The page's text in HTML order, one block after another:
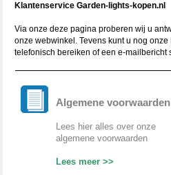
Klantenservice Garden-lights-kopen.nl
Via onze deze pagina proberen wij u
onze webwinkel. Tevens kunt u nog
telefonisch bereiken of een e-mailbericht
Algemene voorwaarden
Lees hier alles over onze
algemene voorwaarden
Lees meer >>